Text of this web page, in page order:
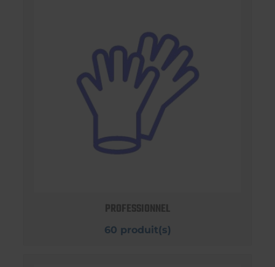
PROFESSIONNEL
60 produit(s)